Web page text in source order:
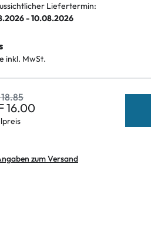
Liefertermin:
- 10.08.2026
inkl. MwSt.
16.00
zum Versand